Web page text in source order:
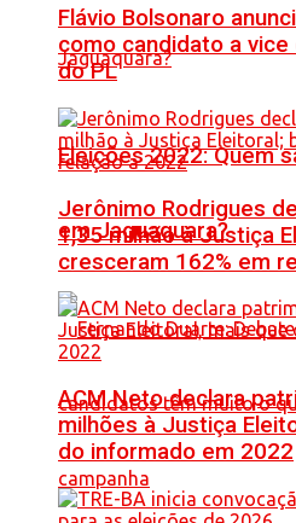
Eleições 2022: Quem
em Jaguaquara?
Flávio Bolsonaro
como candidato a
do PL
Jerônimo Rodrigues
1,35 milhão à Justiça
cresceram 162% em
ACM Neto declara
milhões à Justiça
do informado em 2022